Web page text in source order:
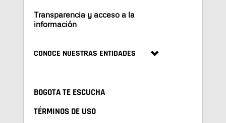
Transparencia y acceso a la
información
CONOCE NUESTRAS ENTIDADES
BOGOTA TE ESCUCHA
TÉRMINOS DE USO